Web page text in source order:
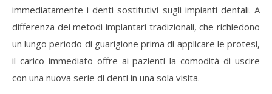
immediatamente i denti sostitutivi sugli impianti dentali. A
differenza dei metodi implantari tradizionali, che richiedono
un lungo periodo di guarigione prima di applicare le protesi,
il carico immediato offre ai pazienti la comodità di uscire
con una nuova serie di denti in una sola visita.